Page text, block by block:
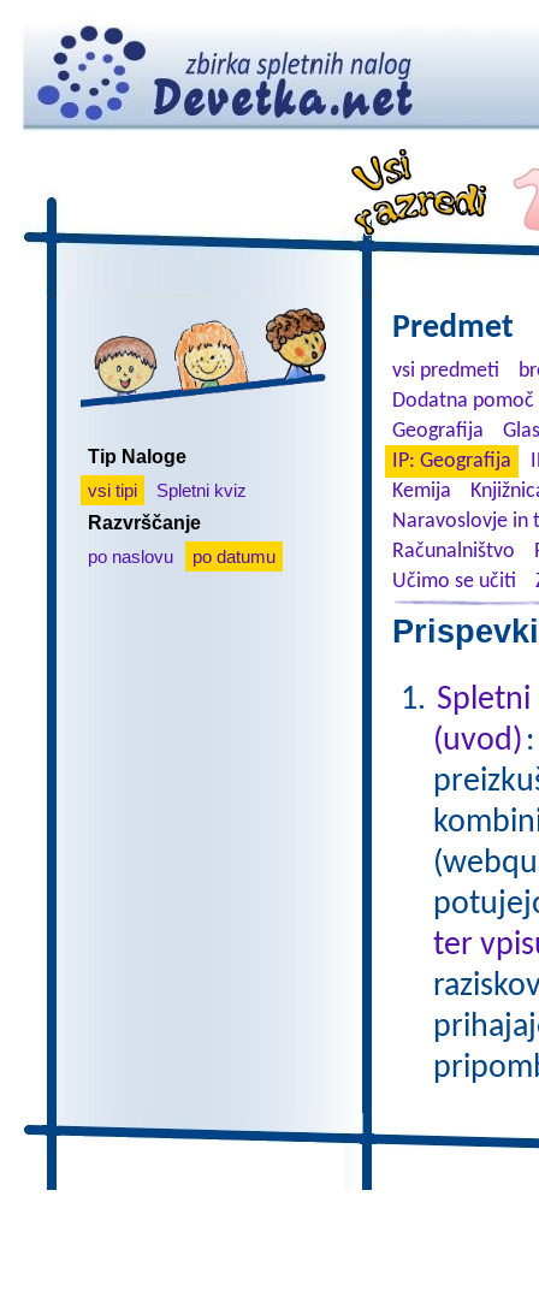
Tip Naloge
vsi tipi
Spletni kviz
Razvrščanje
po naslovu
po datumu
Predmet
vsi predmeti
Dodatna
Geografija
IP: Geografija
Kemija
Naravoslovje in
Računalništvo
Učimo se učiti
(uvod)
ter